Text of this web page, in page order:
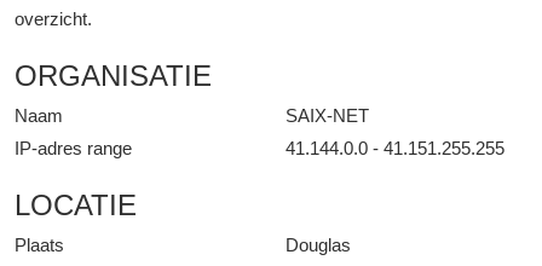
overzicht.
ORGANISATIE
Naam
SAIX-NET
IP-adres range
41.144.0.0 - 41.151.255.255
LOCATIE
Plaats
Douglas